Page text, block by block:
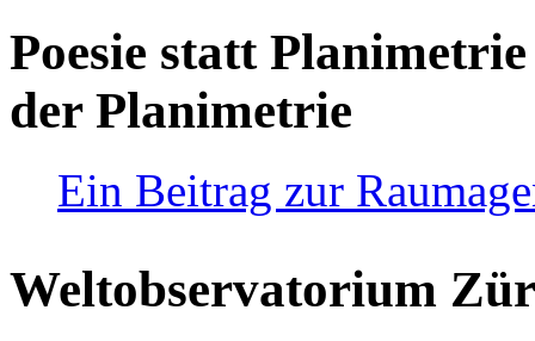
Poesie statt
der Planimetrie
Ein Beitrag zur
Weltobservatorium